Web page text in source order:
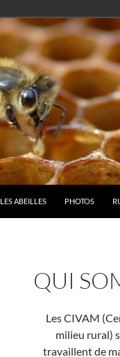
LES ABEILLES PHOTOS
QUI
Les CIVAM
milieu rural)
travaillent de